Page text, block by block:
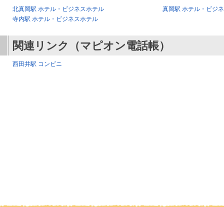
北真岡駅 ホテル・ビジネスホテル
真岡駅 ホテル・ビジ
寺内駅 ホテル・ビジネスホテル
関連リンク（マピオン電話帳）
西田井駅 コンビニ